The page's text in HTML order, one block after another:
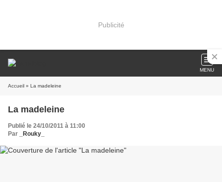
Publicité
MENU
Accueil » La madeleine
La madeleine
Publié le 24/10/2011 à 11:00
Par
_Rouky_